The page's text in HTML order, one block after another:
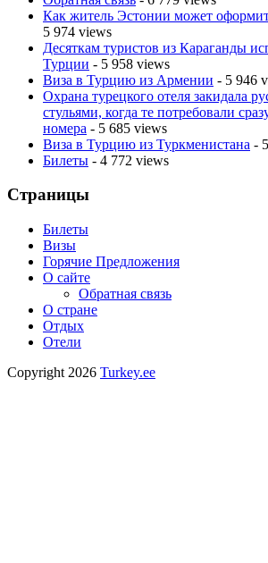
Как житель Эстонии может
5 974 views
Десяткам туристов из Караганды
Турции - 5 958 views
Виза в Турцию из Армении - 5 946
Охрана турецкого отеля закидала
стульями, когда те потребовали
номера - 5 685 views
Виза в Турцию из Туркменистана -
Билеты - 4 772 views
Страницы
Билеты
Визы
Горячие Предложения
О сайте
Обратная связь
О стране
Отдых
Отели
Copyright 2026 Turkey.ee